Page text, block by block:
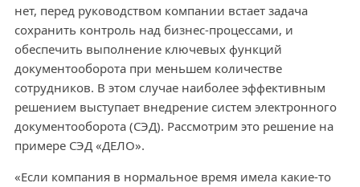
нет, перед руководством компании встает задача
сохранить контроль над бизнес-процессами, и
обеспечить выполнение ключевых функций
документооборота при меньшем количестве
сотрудников. В этом случае наиболее эффективным
решением выступает внедрение систем электронного
документооборота (СЭД). Рассмотрим это решение на
примере СЭД «ДЕЛО».
«Если компания в нормальное время имела какие-то